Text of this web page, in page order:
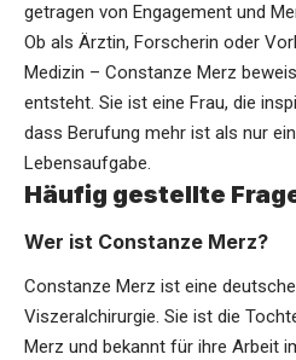
getragen von Engagement und
Ob als Ärztin, Forscherin oder
Medizin – Constanze Merz
entsteht. Sie ist eine Frau, die
dass Berufung mehr ist als nur
Lebensaufgabe.
Häufig gestellte
Wer ist Constanze Merz?
Constanze Merz ist eine
Viszeralchirurgie. Sie ist die
Merz und bekannt für ihre Arbeit